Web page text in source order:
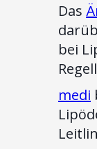
Das
bei
medi